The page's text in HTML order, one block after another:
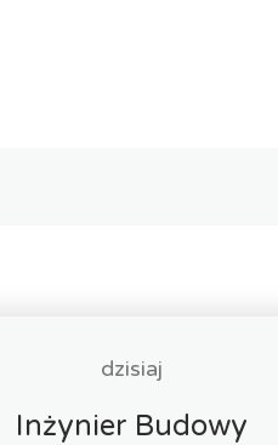
dzisiaj
Inżynier Budowy